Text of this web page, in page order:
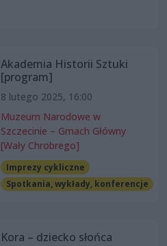
Akademia Historii Sztuki
[program]
8 lutego 2025, 16:00
Muzeum Narodowe w
Szczecinie – Gmach Główny
[Wały Chrobrego]
Imprezy cykliczne
Spotkania, wykłady, konferencje
Kora – dziecko słońca